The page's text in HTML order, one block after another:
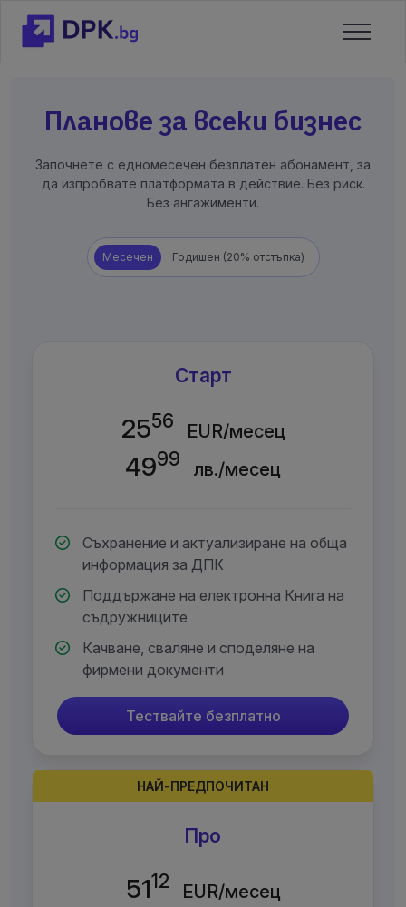
Планове за всеки бизнес
Започнете с едномесечен безплатен абонамент, за
да изпробвате платформата в действие. Без риск.
Без ангажименти.
Месечен Годишен (20% отстъпка)
Старт
2556 EUR/месец
4999 лв./месец
Съхранение и актуализиране на обща
информация за ДПК
Поддържане на електронна Книга на
съдружниците
Качване, сваляне и споделяне на
фирмени документи
Тествайте безплатно
НАЙ-ПРЕДПОЧИТАН
Про
5112 EUR/месец